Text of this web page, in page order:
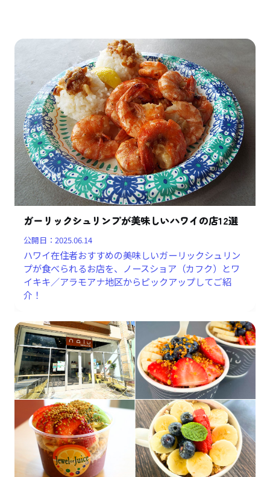
ガーリックシュリンプが美味しいハワイの店12選
公開日：2025.06.14
ハワイ在住者おすすめの美味しいガーリックシュリン
プが食べられるお店を、ノースショア（カフク）とワ
イキキ／アラモアナ地区からピックアップしてご紹
介！